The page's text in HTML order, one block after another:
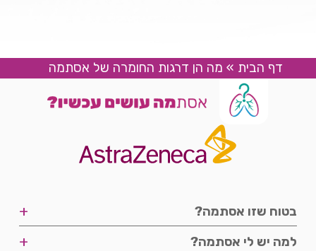
דף הבית » מה הן דרגות החומרה של אסתמה
בטוח שזו אסתמה? +
שלבים
למה יש לי אסתמה? +